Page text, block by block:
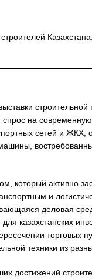
строительной
на
сетей и ЖКХ,
который активно
и
деловая
казахстанских
торговых
техники из
достижений